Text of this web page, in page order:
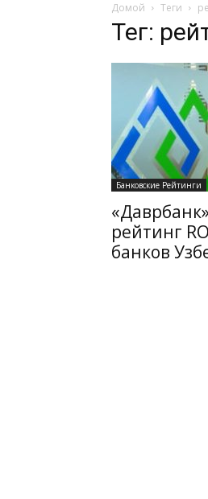
Домой Теги
Тег:
Банковские Рейтинги
рейтинг
банков